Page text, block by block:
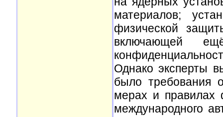
материалов;
физической
включающей
Однако эксперты
было требования
мерах и правилах
международного